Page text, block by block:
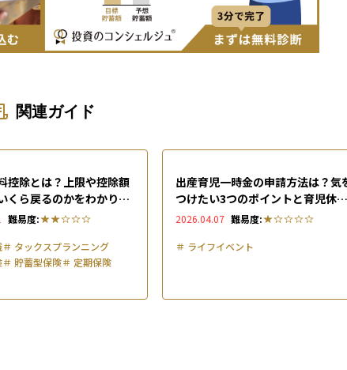
関連ガイド
控除とは？上限や控除額
くら戻るのかをわかりや
難易度:
＃ タックスプランニング
＃ 貯蓄型保険＃ 定期保険
出産育児一時金の申請方法は？気
つけたい3つのポイントと育児休業
中の支援制度を解説
2026.04.07 難易度:
＃ ライフイベント